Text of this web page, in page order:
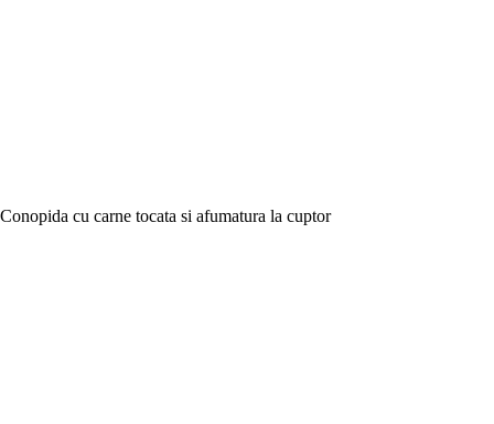
Conopida cu carne tocata si afumatura la cuptor